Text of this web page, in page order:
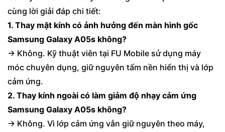
cùng lời giải đáp chi tiết:
1. Thay mặt kính có ảnh hưởng đến màn hình gốc
Samsung Galaxy A05s không?
→ Không. Kỹ thuật viên tại FU Mobile sử dụng máy
móc chuyên dụng, giữ nguyên tấm nền hiển thị và lớp
cảm ứng.
2. Thay kính ngoài có làm giảm độ nhạy cảm ứng
Samsung Galaxy A05s không?
→ Không. Vì lớp cảm ứng vẫn giữ nguyên theo máy,